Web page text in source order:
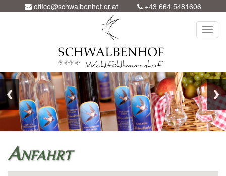
office@schwalbenhof.or.at +43 664 5481606
Anfahrt